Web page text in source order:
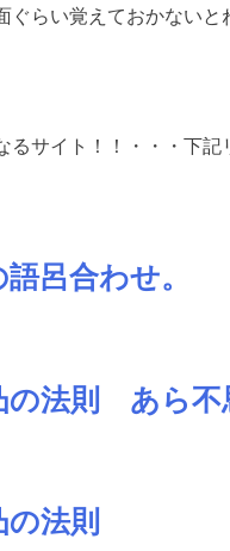
ぐらい覚えておかないと
るサイト！！・・・下記
呂合わせ。
の法則 あら不
法則